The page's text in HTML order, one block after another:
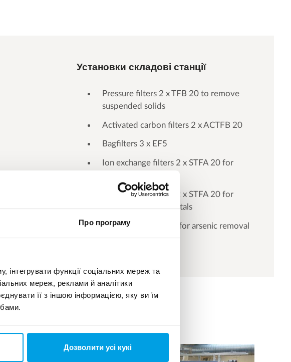
Про програму
функції соціальних мереж та
мереж, реклами й аналітики
її з іншою інформацією, яку ви їм
Дозволити усі кукі
Установки складові станції
Pressure filters 2 x TFB 20 to remove
suspended solids
Activated carbon filters 2 x ACTFB 20
Bagfilters 3 x EF5
Ion exchange filters 2 x STFA 20 for
Ion exchange filters 2 x STFA 20 for
removal of heavy metals
Pressure filter TF 20 for arsenic removal